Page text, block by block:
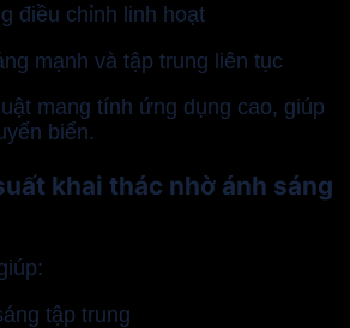
điều chỉnh linh hoạt
mạnh và tập trung liên tục
mang tính ứng dụng cao, giúp
biển.
khai thác nhờ ánh sáng
tập trung